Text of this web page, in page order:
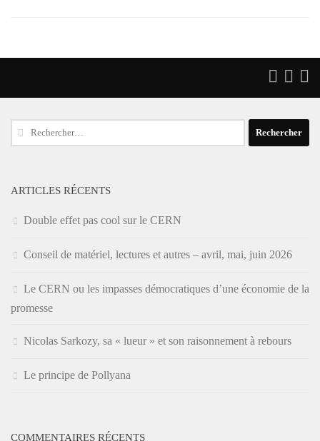
Rechercher :
ARTICLES RÉCENTS
Double effet pas cool sur le CERN
Conseil de matériel, lectures et autres – avril, mai, juin 2026
Le CERN ou les impasses démocratiques d’une économie de la
promesse
Nicolas Sarkozy, sa « lueur » et son raisonnement à rebours
Le principe de Pollyana
COMMENTAIRES RÉCENTS